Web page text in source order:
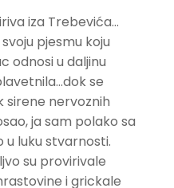
iza Trebevića…
pjesmu koju
odnosi u daljinu
se
sirene nervoznih
ja sam polako sa
u luku stvarnosti.
su provirivale
i grickale